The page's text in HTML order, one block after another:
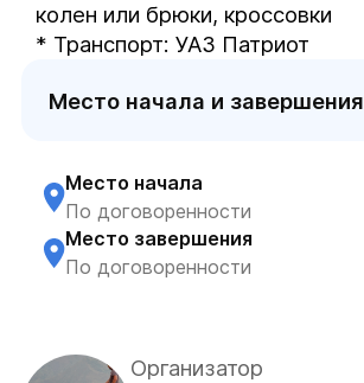
колен или брюки, кроссовки
* Транспорт: УАЗ Патриот
Место начала и завершения
Место начала
По договоренности
Место завершения
По договоренности
Организатор